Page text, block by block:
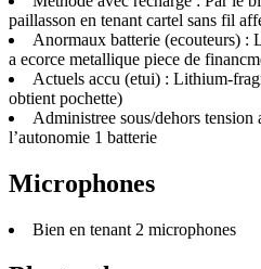
paillasson en tenant cartel sans fil
Anormaux batterie (ecouteurs) :
a ecorce metallique piece de
Actuels accu (etui) : Lithium-
obtient pochette)
Administree sous/dehors tension
l’autonomie 1 batterie
Microphones
Bien en tenant 2 microphones